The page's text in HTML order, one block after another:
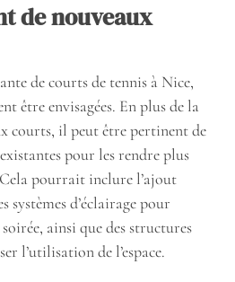
de nouveaux
de courts de tennis à Nice,
être envisagées. En plus de la
courts, il peut être pertinent de
pour les rendre plus
Cela pourrait inclure l’ajout
systèmes d’éclairage pour
ainsi que des structures
l’utilisation de l’espace.